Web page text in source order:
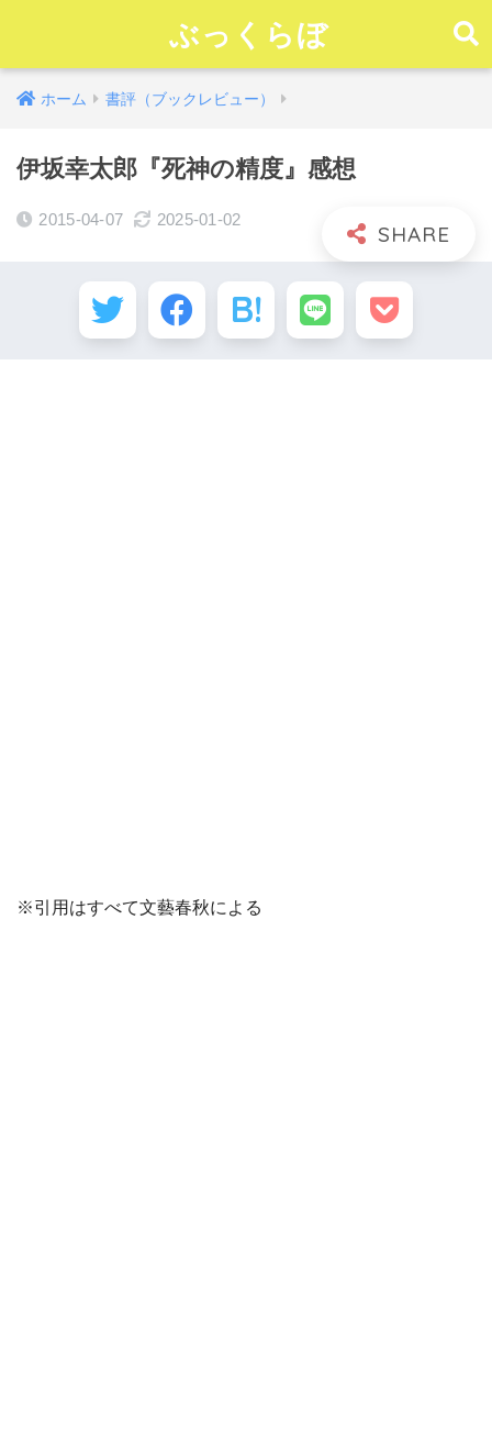
ぶっくらぼ
ホーム 書評（ブックレビュー）
伊坂幸太郎『死神の精度』感想
2015-04-07 2025-01-02
※引用はすべて文藝春秋による